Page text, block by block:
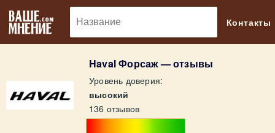
Контакты
Haval Форсаж — отзывы
Уровень доверия:
высокий
136 отзывов